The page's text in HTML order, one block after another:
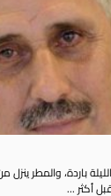
والمطر ينزل من
أكثر ...